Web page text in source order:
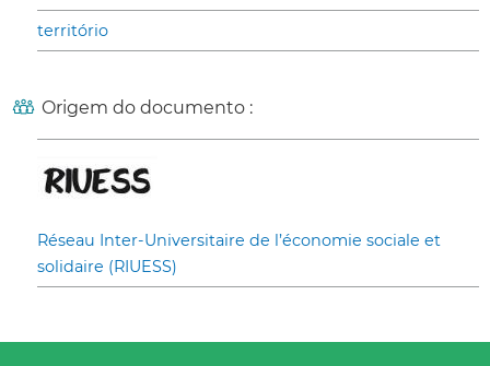
território
Origem do documento :
Réseau Inter-Universitaire de l’économie sociale et
solidaire (RIUESS)